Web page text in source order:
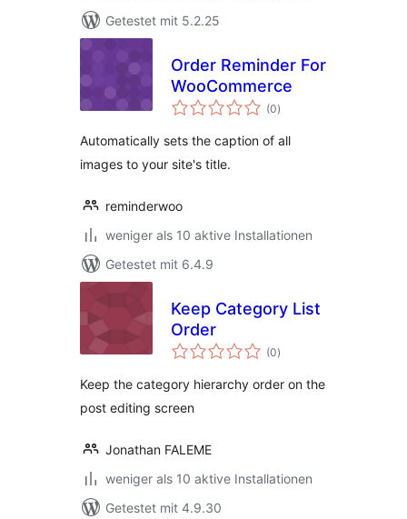
Getestet mit 5.2.25
Order Reminder For
WooCommerce
(0Bewertungen
insgesamt
)
Automatically sets the caption of all
images to your site's title.
reminderwoo
weniger als 10 aktive Installationen
Getestet mit 6.4.9
Keep Category List
Order
(0Bewertungen
insgesamt
)
Keep the category hierarchy order on the
post editing screen
Jonathan FALEME
weniger als 10 aktive Installationen
Getestet mit 4.9.30